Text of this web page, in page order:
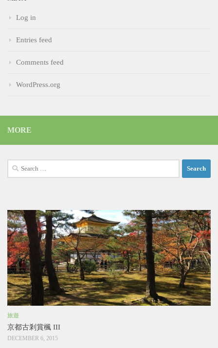
Log in
Entries feed
Comments feed
WordPress.org
MORE
Search
for:
旅遊
京都古剎賞楓 III
DECEMBER 6, 2015